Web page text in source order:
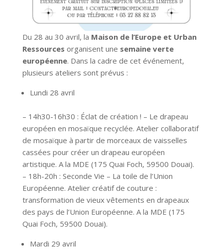
Du 28 au 30 avril, la Maison de l’Europe et Urban
Ressources organisent une semaine verte
européenne. Dans la cadre de cet événement,
plusieurs ateliers sont prévus :
Lundi 28 avril
– 14h30-16h30 : Éclat de création ! – Le drapeau
européen en mosaïque recyclée. Atelier collaboratif
de mosaïque à partir de morceaux de vaisselles
cassées pour créer un drapeau européen
artistique. A la MDE (175 Quai Foch, 59500 Douai).
– 18h-20h : Seconde Vie – La toile de l’Union
Européenne. Atelier créatif de couture :
transformation de vieux vêtements en drapeaux
des pays de l’Union Européenne. A la MDE (175
Quai Foch, 59500 Douai).
Mardi 29 avril